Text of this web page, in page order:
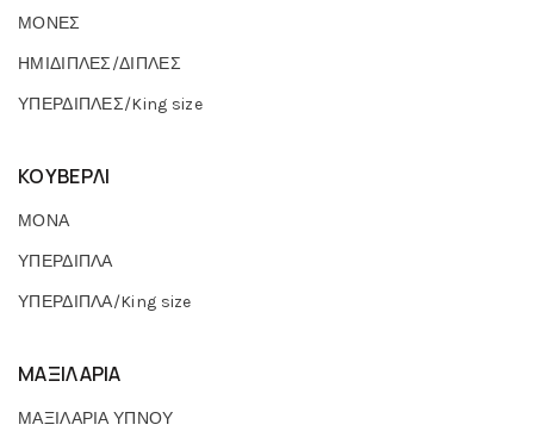
ΜΟΝΕΣ
ΗΜΙΔΙΠΛΕΣ/ΔΙΠΛΕΣ
ΥΠΕΡΔΙΠΛΕΣ/King size
ΚΟΥΒΕΡΛΙ
ΜΟΝΑ
ΥΠΕΡΔΙΠΛΑ
ΥΠΕΡΔΙΠΛΑ/King size
ΜΑΞΙΛΑΡΙΑ
ΜΑΞΙΛΑΡΙΑ ΥΠΝΟΥ